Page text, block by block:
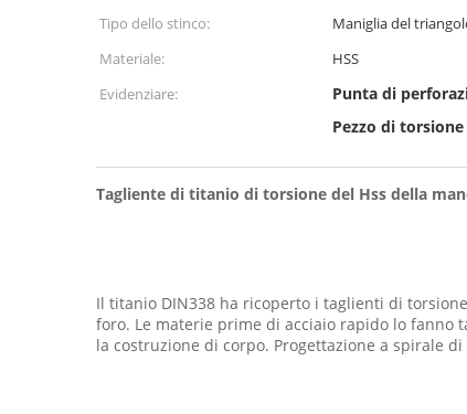
Tipo dello stinco:
Maniglia del
Materiale:
HSS
Evidenziare:
Punta di
Pezzo di
Tagliente di titanio di torsione del Hss della
Il titanio DIN338 ha ricoperto i taglienti di
foro. Le materie prime di acciaio rapido lo
la costruzione di corpo. Progettazione a spirale